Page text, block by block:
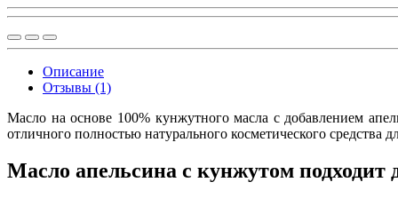
Описание
Отзывы (1)
Масло на основе 100% кунжутного масла с добавлением
отличного полностью натурального косметического средства
Масло апельсина с кунжутом подходит